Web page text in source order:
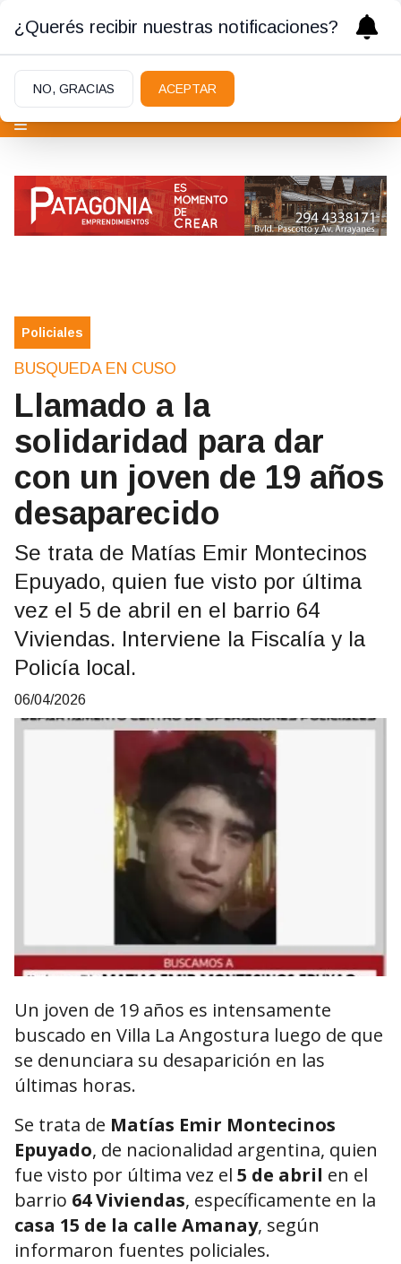
Policiales
BUSQUEDA EN CUSO
Llamado a la
solidaridad para dar
con un joven de 19 años
desaparecido
Se trata de Matías Emir Montecinos
Epuyado, quien fue visto por última
vez el 5 de abril en el barrio 64
Viviendas. Interviene la Fiscalía y la
Policía local.
06/04/2026
Un joven de 19 años es intensamente
buscado en Villa La Angostura luego de que
se denunciara su desaparición en las
últimas horas.
Se trata de Matías Emir Montecinos
Epuyado, de nacionalidad argentina, quien
fue visto por última vez el 5 de abril en el
barrio 64 Viviendas, específicamente en la
casa 15 de la calle Amanay, según
informaron fuentes policiales.
¿Querés recibir nuestras notificaciones?
NO, GRACIAS ACEPTAR